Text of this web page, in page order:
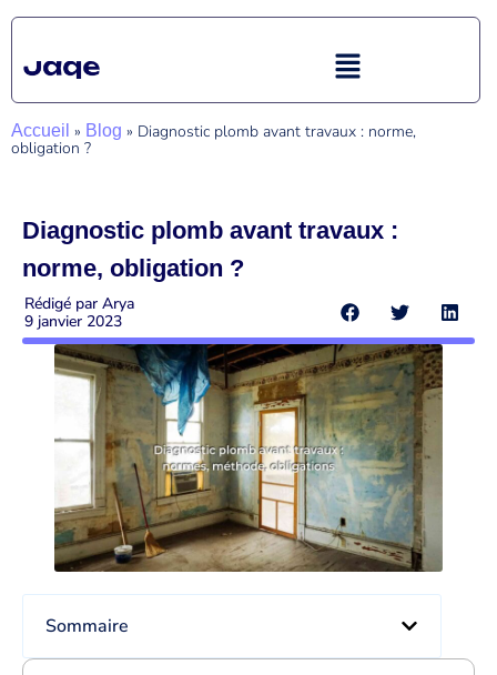
Accueil » Blog » Diagnostic plomb avant travaux : norme,
obligation ?
Diagnostic plomb avant travaux :
norme, obligation ?
Rédigé par Arya
9 janvier 2023
Sommaire